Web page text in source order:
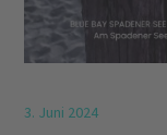
3. Juni 2024